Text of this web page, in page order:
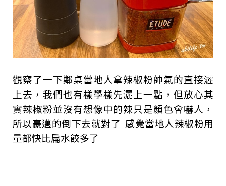
觀察了一下鄰桌當地人拿辣椒粉帥氣的直接灑
上去，我們也有樣學樣先灑上一點，但放心其
實辣椒粉並沒有想像中的辣只是顏色會嚇人，
所以豪邁的倒下去就對了 感覺當地人辣椒粉用
量都快比扁水餃多了